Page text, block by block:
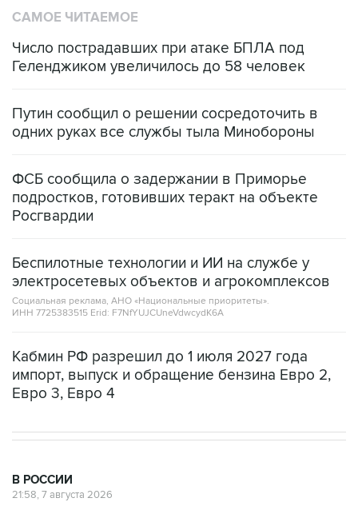
САМОЕ ЧИТАЕМОЕ
Число пострадавших при атаке БПЛА под
Геленджиком увеличилось до 58 человек
Путин сообщил о решении сосредоточить в
одних руках все службы тыла Минобороны
ФСБ сообщила о задержании в Приморье
подростков, готовивших теракт на объекте
Росгвардии
Беспилотные технологии и ИИ на службе у
электросетевых объектов и агрокомплексов
Социальная реклама, АНО «Национальные приоритеты».
ИНН 7725383515 Erid: F7NfYUJCUneVdwcydK6A
Кабмин РФ разрешил до 1 июля 2027 года
импорт, выпуск и обращение бензина Евро 2,
Евро 3, Евро 4
В РОССИИ
21:58, 7 августа 2026